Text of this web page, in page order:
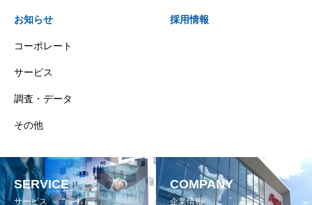
お知らせ
コーポレート
サービス
調査・データ
その他
採用情報
SERVICE
サービス
COMPANY
企業情報